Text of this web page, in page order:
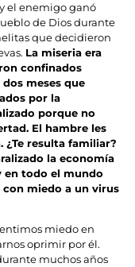
el enemigo ganó
de Dios durante
que decidieron
La miseria era
confinados
meses que
por la
porque no
El hambre les
¿Te resulta familiar?
la economía
en todo el mundo
con miedo a un virus
miedo en
oprimir por él.
muchos años